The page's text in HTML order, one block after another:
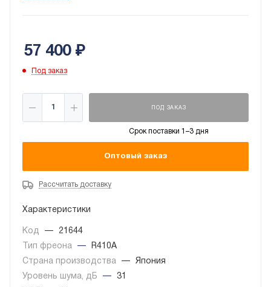
57 400₽
Под заказ
ПОД ЗАКАЗ
Срок поставки 1–3 дня
Оптовый заказ
Рассчитать доставку
Характеристики
Код —
21644
Тип фреона
—
R410A
Страна производства
—
Япония
Уровень шума, дБ
—
31